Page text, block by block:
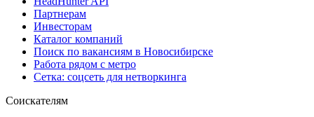
Партнерам
Инвесторам
Каталог компаний
Поиск по вакансиям в Новосибирске
Работа рядом с метро
Сетка: соцсеть для нетворкинга
Соискателям